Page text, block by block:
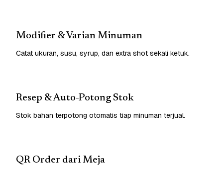
Modifier & Varian Minuman
Catat ukuran, susu, syrup, dan extra shot sekali ketuk.
Resep & Auto-Potong Stok
Stok bahan terpotong otomatis tiap minuman terjual.
QR Order dari Meja